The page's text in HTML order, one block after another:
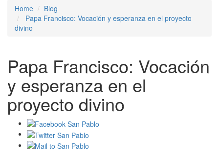
Home
Blog
Papa Francisco: Vocación y esperanza en el proyecto
divino
Papa Francisco: Vocación
y esperanza en el
proyecto divino